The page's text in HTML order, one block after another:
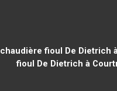
chaudière fioul De Dietrich
fioul De Dietrich à